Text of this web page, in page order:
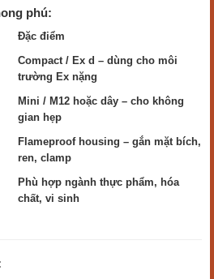
phú:
Đặc điểm
Compact / Ex d – dùng cho môi
trường Ex nặng
Mini / M12 hoặc dây – cho không
gian hẹp
Flameproof housing – gắn mặt bích,
ren, clamp
Phù hợp ngành thực phẩm, hóa
chất, vi sinh